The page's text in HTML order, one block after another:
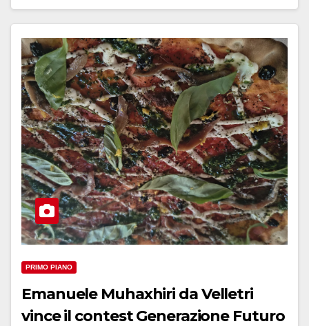
PRIMO PIANO
Emanuele Muhaxhiri da Velletri
vince il contest Generazione Futuro